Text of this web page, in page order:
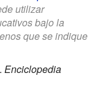
utilizar
bajo la
que se indique
. Enciclopedia